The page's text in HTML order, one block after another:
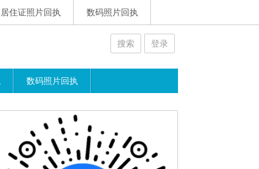
居住证照片回执 数码照片回执
搜索 登录
数码照片回执